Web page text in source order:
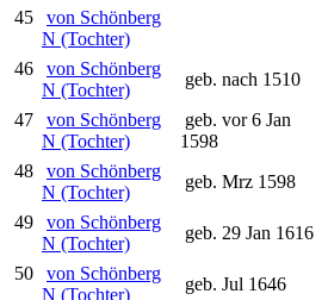
45
von Schönberg
N (Tochter)
46
von Schönberg
N (Tochter)
geb. nach 1510
47
von Schönberg
N (Tochter)
geb. vor 6 Jan
1598
48
von Schönberg
N (Tochter)
geb. Mrz 1598
49
von Schönberg
N (Tochter)
geb. 29 Jan 1616
50
von Schönberg
N (Tochter)
geb. Jul 1646